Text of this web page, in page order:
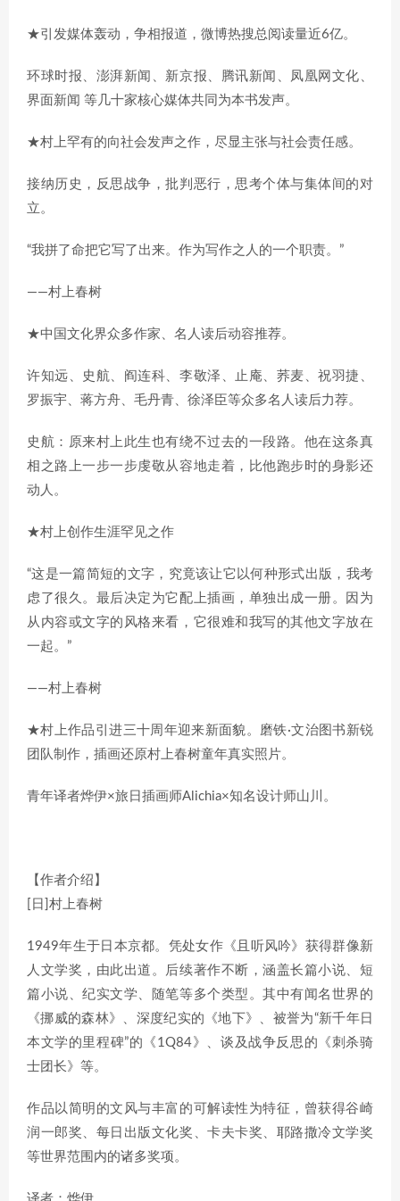
★引发媒体轰动，争相报道，微博热搜总阅读量近6亿。
环球时报、澎湃新闻、新京报、腾讯新闻、凤凰网文化、
界面新闻 等几十家核心媒体共同为本书发声。
★村上罕有的向社会发声之作，尽显主张与社会责任感。
接纳历史，反思战争，批判恶行，思考个体与集体间的对
立。
“我拼了命把它写了出来。作为写作之人的一个职责。”
——村上春树
★中国文化界众多作家、名人读后动容推荐。
许知远、史航、阎连科、李敬泽、止庵、荞麦、祝羽捷、
罗振宇、蒋方舟、毛丹青、徐泽臣等众多名人读后力荐。
史航：原来村上此生也有绕不过去的一段路。他在这条真
相之路上一步一步虔敬从容地走着，比他跑步时的身影还
动人。
★村上创作生涯罕见之作
“这是一篇简短的文字，究竟该让它以何种形式出版，我考
虑了很久。最后决定为它配上插画，单独出成一册。因为
从内容或文字的风格来看，它很难和我写的其他文字放在
一起。”
——村上春树
★村上作品引进三十周年迎来新面貌。磨铁·文治图书新锐
团队制作，插画还原村上春树童年真实照片。
青年译者烨伊×旅日插画师Alichia×知名设计师山川。
【作者介绍】
[日]村上春树
1949年生于日本京都。凭处女作《且听风吟》获得群像新
人文学奖，由此出道。后续著作不断，涵盖长篇小说、短
篇小说、纪实文学、随笔等多个类型。其中有闻名世界的
《挪威的森林》、深度纪实的《地下》、被誉为“新千年日
本文学的里程碑”的《1Q84》、谈及战争反思的《刺杀骑
士团长》等。
作品以简明的文风与丰富的可解读性为特征，曾获得谷崎
润一郎奖、每日出版文化奖、卡夫卡奖、耶路撒冷文学奖
等世界范围内的诸多奖项。